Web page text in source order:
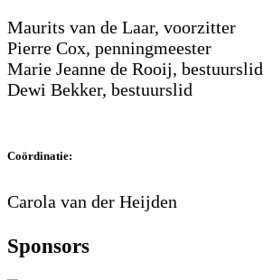
Maurits van de Laar, voorzitter
Pierre Cox, penningmeester
Marie Jeanne de Rooij, bestuurslid
Dewi Bekker, bestuurslid
Coördinatie:
Carola van der Heijden
Sponsors